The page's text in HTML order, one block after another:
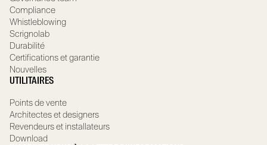
Compliance
Whistleblowing
Scrignolab
Durabilité
Certifications et garantie
Nouvelles
UTILITAIRES
Points de vente
Architectes et designers
Revendeurs et installateurs
Download